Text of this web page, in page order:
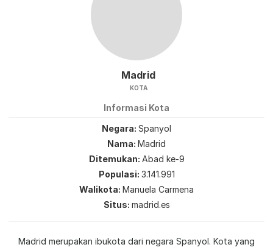
Madrid
KOTA
Informasi Kota
Negara Spanyol
Nama Madrid
Ditemukan Abad ke-9
Populasi 3.141.991
Walikota Manuela Carmena
Situs madrid.es
Madrid merupakan ibukota dari negara Spanyol. Kota yang